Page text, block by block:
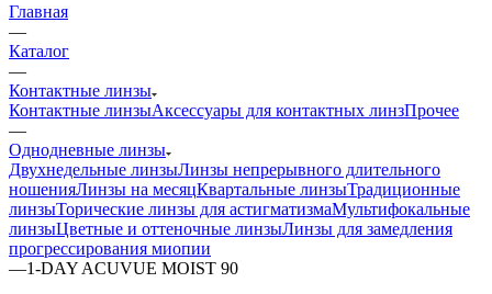
Главная
—
Каталог
—
Контактные линзы
Контактные линзыАксессуары для контактных линзПрочее
—
Однодневные линзы
Двухнедельные линзыЛинзы непрерывного длительного
ношенияЛинзы на месяцКвартальные линзыТрадиционные
линзыТорические линзы для астигматизмаМультифокальные
линзыЦветные и оттеночные линзыЛинзы для замедления
прогрессирования миопии
—1-DAY ACUVUE MOIST 90